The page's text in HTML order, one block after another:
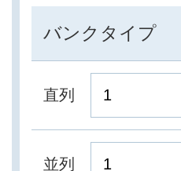
バンクタイプ
直列
並列